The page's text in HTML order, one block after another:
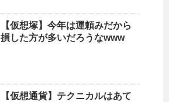
【仮想塚】今年は運頼みだから
損した方が多いだろうなwww
【仮想通貨】テクニカルはあて